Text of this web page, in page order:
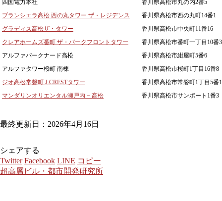
四国電力本社
香川県高松市丸の内2番5
ブランシエラ高松 西の丸タワー ザ・レジデンス
香川県高松市西の丸町14番1
グラディス高松ザ・タワー
香川県高松市中央町11番16
クレアホームズ番町 ザ・パークフロントタワー
香川県高松市番町一丁目10番3
アルファパークナード高松
香川県高松市紺屋町5番6
アルファタワー桜町 南棟
香川県高松市桜町1丁目16番8
ジオ高松常磐町 J.CRESTタワー
香川県高松市常磐町1丁目5番1
マンダリンオリエンタル瀬戸内 − 高松
香川県高松市サンポート1番3
最終更新日：2026年4月16日
シェアする
Twitter Facebook LINE コピー
超高層ビル・都市開発研究所